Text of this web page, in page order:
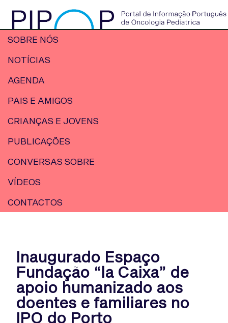
SOBRE NÓS
NOTÍCIAS
AGENDA
PAIS E AMIGOS
CRIANÇAS E JOVENS
PUBLICAÇÕES
CONVERSAS SOBRE
VÍDEOS
CONTACTOS
Inaugurado Espaço
Fundação “la Caixa” de
apoio humanizado aos
doentes e familiares no
IPO do Porto